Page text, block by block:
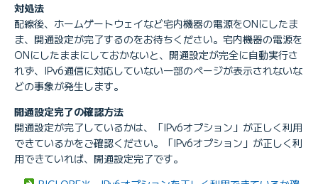
対処法
配線後、ホームゲートウェイなど宅内機器の電源をONにしたま
ま、開通設定が完了するのをお待ちください。宅内機器の電源を
ONにしたままにしておかないと、開通設定が完全に自動実行さ
れず、IPv6通信に対応していない一部のページが表示されないな
どの事象が発生します。
開通設定完了の確認方法
開通設定が完了しているかは、「IPv6オプション」が正しく利用
できているかをご確認ください。「IPv6オプション」が正しく利
用できていれば、開通設定完了です。